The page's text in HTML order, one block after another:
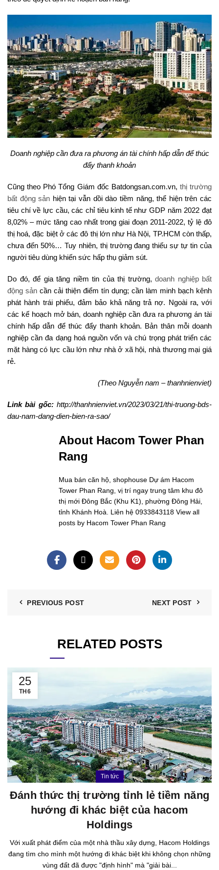
Doanh nghiệp cần đưa ra phương án tài chính hấp dẫn để thúc
đẩy thanh khoản
Cũng theo Phó Tổng Giám đốc Batdongsan.com.vn, thị trường
bất động sản hiện tại vẫn dồi dào tiềm năng, thể hiện trên các
tiêu chí về lực cầu, các chỉ tiêu kinh tế như GDP năm 2022 đạt
8,02% – mức tăng cao nhất trong giai đoạn 2011-2022, tỷ lệ đô
thị hoá, đặc biệt ở các đô thị lớn như Hà Nội, TP.HCM còn thấp,
chưa đến 50%… Tuy nhiên, thị trường đang thiếu sự tự tin của
người tiêu dùng khiến sức hấp thụ giảm sút.
Do đó, để gia tăng niềm tin của thị trường, doanh nghiệp bất
động sản cần cải thiện điểm tín dụng; cần làm minh bạch kênh
phát hành trái phiếu, đảm bảo khả năng trả nợ. Ngoài ra, với
các kế hoạch mở bán, doanh nghiệp cần đưa ra phương án tài
chính hấp dẫn để thúc đẩy thanh khoản. Bản thân mỗi doanh
nghiệp cần đa dạng hoá nguồn vốn và chú trọng phát triển các
mặt hàng có lực cầu lớn như nhà ở xã hội, nhà thương mại giá
rẻ.
(Theo Nguyễn nam – thanhnienviet)
Link bài gốc:http://thanhnienviet.vn/2023/03/21/thi-truong-bds-
dau-nam-dang-dien-bien-ra-sao/
About Hacom Tower Phan
Rang
Mua bán căn hộ, shophouse Dự ám Hacom
Tower Phan Rang, vị trí ngay trung tâm khu đô
thị mới Đông Bắc (Khu K1), phường Đông Hải,
tỉnh Khánh Hoà. Liên hệ 0933843118 View all
posts by Hacom Tower Phan Rang
PREVIOUS POST NEXT POST
RELATED POSTS
25
TH6
Tin tức
Đánh thức thị trường tỉnh lẻ tiềm năng
hướng đi khác biệt của hacom
Holdings
Với xuất phát điểm của một nhà thầu xây dựng, Hacom Holdings
đang tìm cho mình một hướng đi khác biệt khi không chọn những
vùng đất đã được "định hình" mà "giải bài...